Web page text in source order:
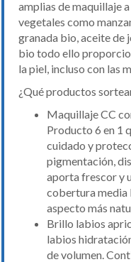
amplias de maquillaje
vegetales como
granada bio, aceite de
bio todo ello
la piel, incluso con las
¿Qué productos
Maquillaje CC
Producto 6 en 1
cuidado y
pigmentación,
aporta frescor y
cobertura media
aspecto más
Brillo labios
labios
de volumen.